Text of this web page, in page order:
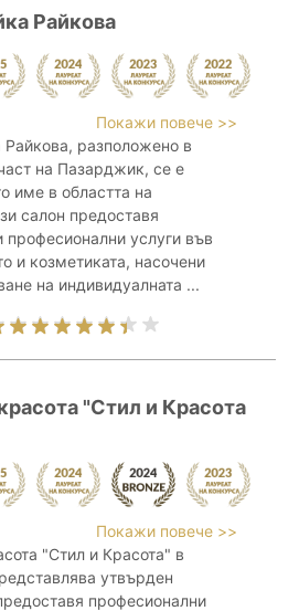
Райкова
Покажи повече >>
Райкова, разположено в
на Пазарджик, се е
име в областта на
салон предоставя
професионални услуги във
и козметиката, насочени
на индивидуалната ...
"Стил и Красота
Покажи повече >>
"Стил и Красота" в
утвърден
професионални